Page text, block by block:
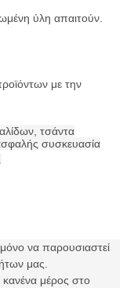
ύλη απαιτούν.
με την
τσάντα
συσκευασία
να παρουσιαστεί
μας.
μέρος στο